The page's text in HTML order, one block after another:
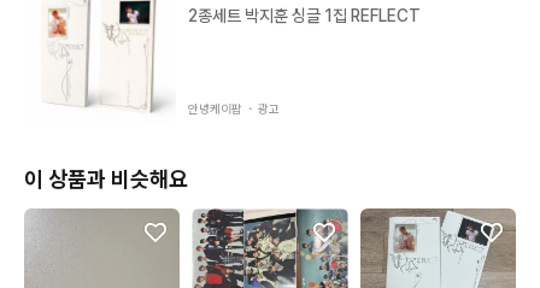
2종세트 박지훈 싱글 1집 REFLECT
안녕케이팝 ・ 광고
이 상품과 비슷해요